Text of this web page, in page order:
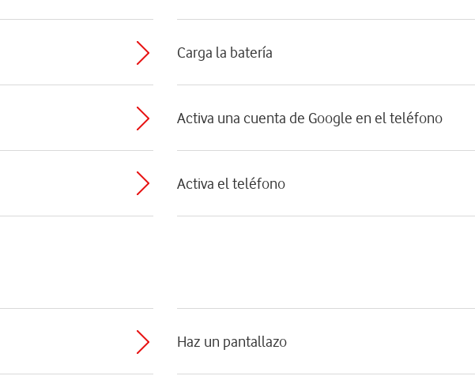
Carga la batería
Activa una cuenta de Google en el teléfono
Activa el teléfono
Haz un pantallazo